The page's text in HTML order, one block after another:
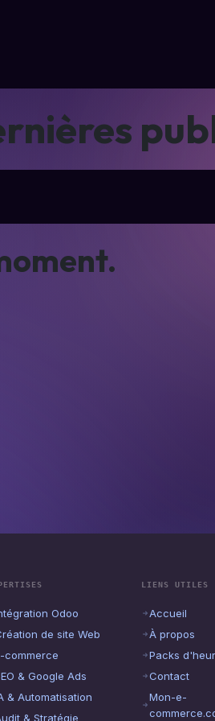
Odoo
de site Web
commerce
& Google Ads
& Automatisation
& Stratégie
LIENS UTILES
Accueil
À propos
Packs
Contact
Mon-e-